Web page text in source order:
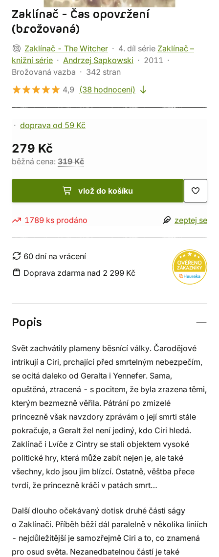
Zaklínač - Čas opovržení
(brožovaná)
Zaklínač - The Witcher 4. díl série Zaklínač –
knižní série
Andrzej Sapkowski
2011
Brožovaná vazba
342 stran
4,9 (38 hodnocení)
doprava od 59 Kč
279 Kč
běžná cena: 319 Kč
vlož do košíku
1789 ks prodáno zeptej se
60 dní na vrácení
Doprava zdarma nad 2 299 Kč
Popis
Svět zachvátily plameny běsnící války. Čarodějové
intrikují a Ciri, prchající před smrtelným nebezpečím,
se ocitá daleko od Geralta i Yennefer. Sama,
opuštěná, ztracená - s pocitem, že byla zrazena těmi,
kterým bezmezně věřila. Pátrání po zmizelé
princezně však navzdory zprávám o její smrti stále
pokračuje, a Geralt žel není jediný, kdo Ciri hledá.
Zaklínač i Lvíče z Cintry se stali objektem vysoké
politické hry, která může zabít nejen je, ale také
všechny, kdo jsou jim blízcí. Ostatně, věštba přece
tvrdí, že princezně kráčí v patách smrt…
Další dlouho očekávaný dotisk druhé části ságy
o Zaklínači. Příběh běží dál paralelně v několika liniích
- nejdůležitější je samozřejmě Ciri a to, co znamená
pro osud světa. Nezanedbatelnou částí je také